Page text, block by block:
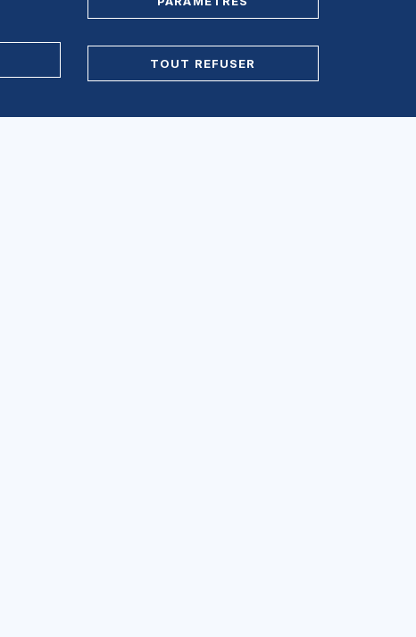
TOUT REFUSER